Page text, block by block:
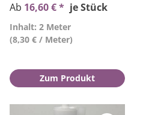
Ab 16,60 € * je Stück
Inhalt: 2 Meter
(8,30 € / Meter)
Zum Produkt